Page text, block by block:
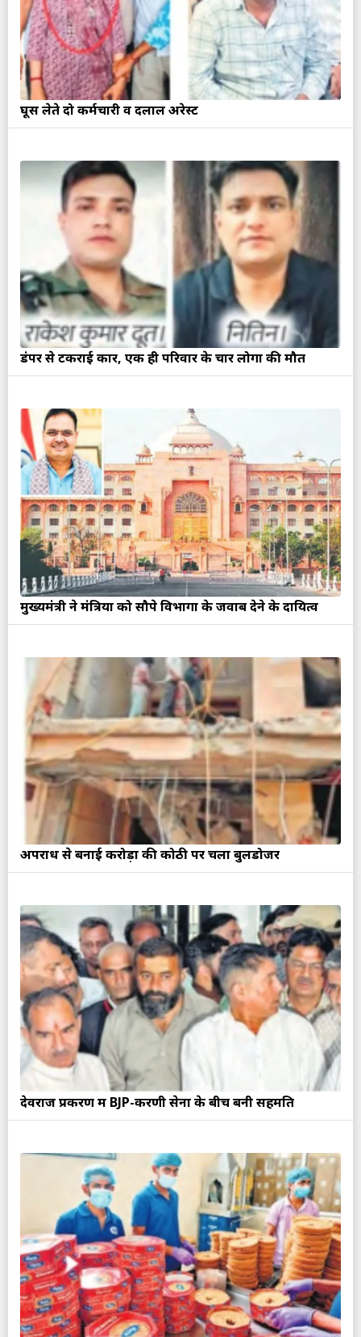
घूस लेते दो कर्मचारी व दलाल अरेस्ट
डंपर से टकराई कार, एक ही परिवार के चार लोगों की मौत
मुख्यमंत्री ने मंत्रियों को सौपे विभागों के जवाब देने के दायित्व
अपराध से बनाई करोड़ों की कोठी पर चला बुलडोजर
देवराज प्रकरण में BJP-करणी सेना के बीच बनी सहमति